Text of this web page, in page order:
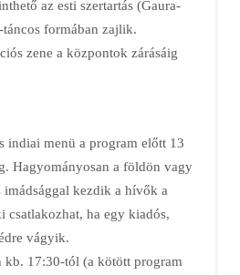
az esti szertartás (Gaura-
táncos formában zajlik.
zene a központok zárásáig
indiai menü a program előtt 13
Hagyományosan a földön vagy
kezdik a hívők a
csatlakozhat, ha egy kiadós,
vágyik.
17:30-tól (a kötött program